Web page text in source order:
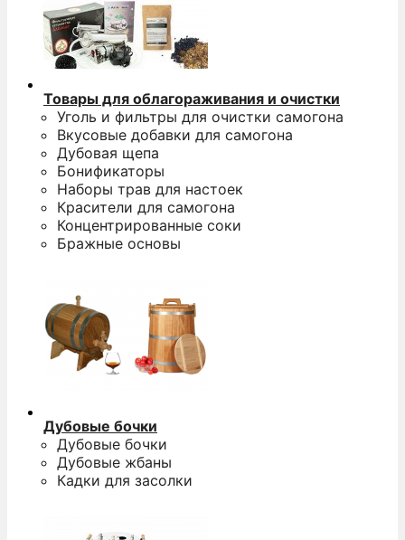
Товары для облагораживания и очистки
Уголь и фильтры для очистки самогона
Вкусовые добавки для самогона
Дубовая щепа
Бонификаторы
Наборы трав для настоек
Красители для самогона
Концентрированные соки
Бражные основы
Дубовые бочки
Дубовые бочки
Дубовые жбаны
Кадки для засолки